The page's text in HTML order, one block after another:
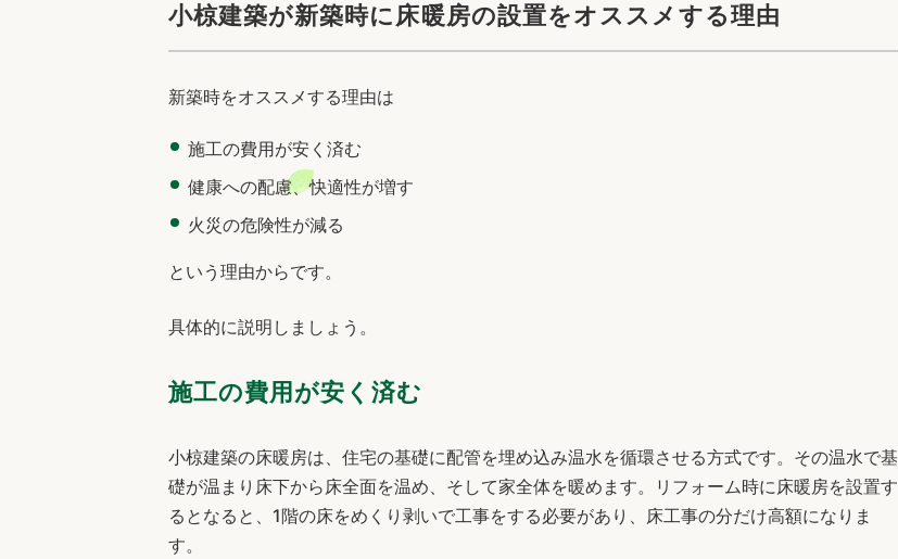
小椋建築が新築時に床暖房の設置をオススメする理由
新築時をオススメする理由は
施工の費用が安く済む
健康への配慮、快適性が増す
火災の危険性が減る
という理由からです。
具体的に説明しましょう。
施工の費用が安く済む
小椋建築の床暖房は、住宅の基礎に配管を埋め込み温水を循環させる方式です。その温水で基
礎が温まり床下から床全面を温め、そして家全体を暖めます。リフォーム時に床暖房を設置す
るとなると、1階の床をめくり剥いで工事をする必要があり、床工事の分だけ高額になりま
す。